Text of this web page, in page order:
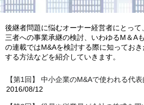
後継者問題に悩むオーナー経営者にとっ
三者への事業承継の検討、いわゆるM＆A
の連載ではM&Aを検討する際に知ってお
する方法などを紹介していきます。
【第1回】 中小企業のM&Aで使われる代
2016/08/12